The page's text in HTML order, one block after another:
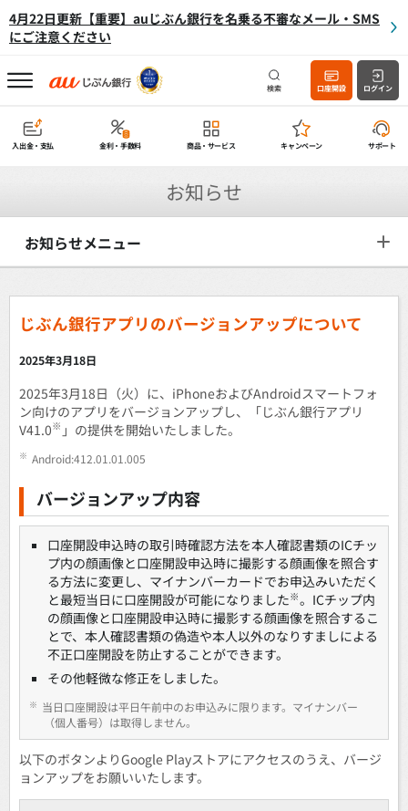
4月22日更新【重要】auじぶん銀行を名乗る不審なメール・SMS
にご注意ください
検索 口座開設 ログイン
入出金・支払 金利・手数料 商品・サービス キャンペーン サポート
お知らせ
お知らせメニュー
じぶん銀行アプリのバージョンアップについて
2025年3月18日
2025年3月18日（火）に、iPhoneおよびAndroidスマートフォ
ン向けのアプリをバージョンアップし、「じぶん銀行アプリ
V41.0※ 」の提供を開始いたしました。
※ Android:412.01.01.005
バージョンアップ内容
口座開設申込時の取引時確認方法を本人確認書類のICチッ
プ内の顔画像と口座開設申込時に撮影する顔画像を照合す
る方法に変更し、マイナンバーカードでお申込みいただく
と最短当日に口座開設が可能になりました※。ICチップ内
の顔画像と口座開設申込時に撮影する顔画像を照合するこ
とで、本人確認書類の偽造や本人以外のなりすましによる
不正口座開設を防止することができます。
その他軽微な修正をしました。
※ 当日口座開設は平日午前中のお申込みに限ります。マイナンバー
（個人番号）は取得しません。
以下のボタンよりGoogle Playストアにアクセスのうえ、バージ
ョンアップをお願いいたします。